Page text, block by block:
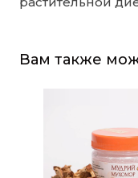
Вам также